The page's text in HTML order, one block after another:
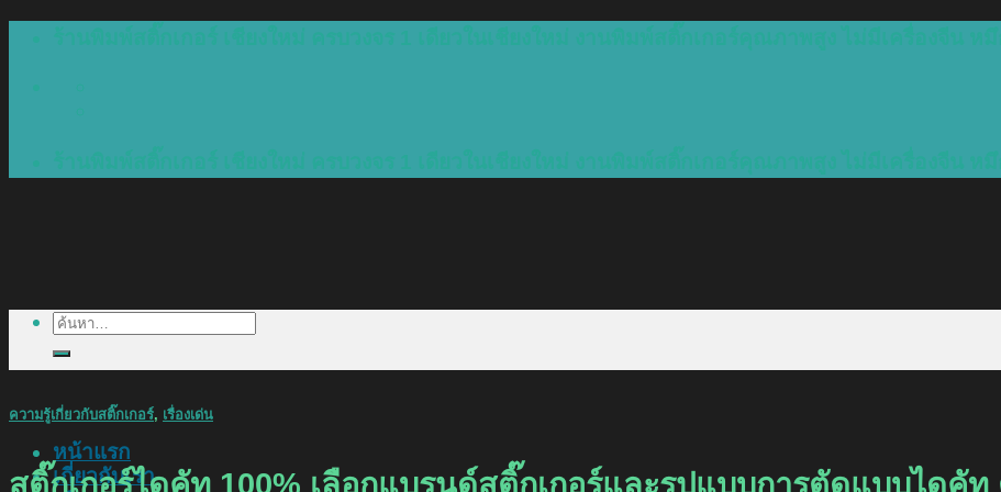
หน้าแรก
เกี่ยวกับเรา
ค้นหา:
ความรู้เกี่ยวกับสติ๊กเกอร์, เรื่องเด่น
สติ๊กเกอร์ไดคัท 100% เลือกแบรนด์สติ๊กเกอร์และรูปแบบการตัดแบบไดคั